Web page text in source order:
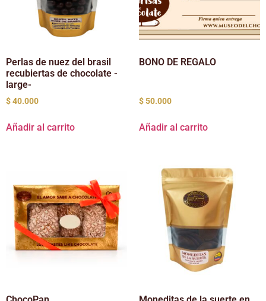
Perlas de nuez del brasil
recubiertas de chocolate -
large-
$40.000
Añadir al carrito
BONO DE REGALO
$50.000
Añadir al carrito